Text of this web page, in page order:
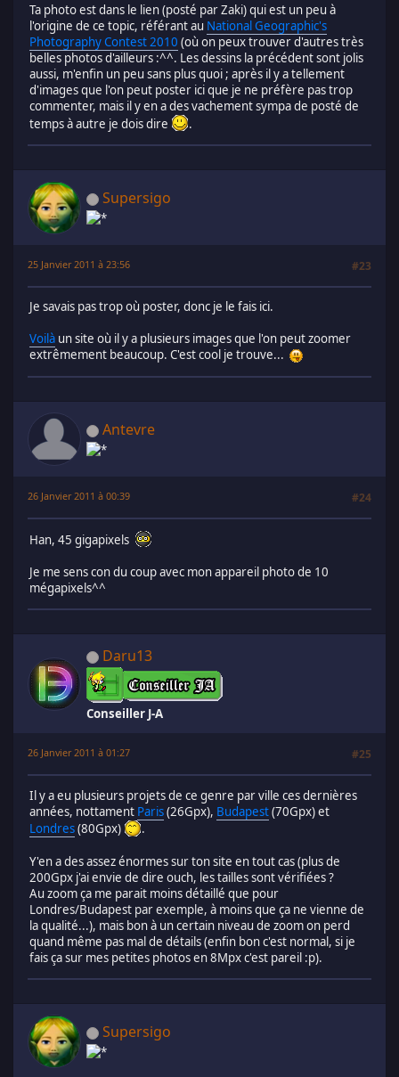
Ta photo est dans le lien (posté par Zaki) qui est un peu à
l'origine de ce topic, référant au National Geographic's
Photography Contest 2010 (où on peux trouver d'autres très
belles photos d'ailleurs :^^. Les dessins la précédent sont jolis
aussi, m'enfin un peu sans plus quoi ; après il y a tellement
d'images que l'on peut poster ici que je ne préfère pas trop
commenter, mais il y en a des vachement sympa de posté de
temps à autre je dois dire
.
Supersigo
25 Janvier 2011 à 23:56 #23
Je savais pas trop où poster, donc je le fais ici.
Voilà un site où il y a plusieurs images que l'on peut zoomer
extrêmement beaucoup. C'est cool je trouve...
Antevre
26 Janvier 2011 à 00:39 #24
Han, 45 gigapixels
Je me sens con du coup avec mon appareil photo de 10
mégapixels^^
Daru13
Conseiller J-A
26 Janvier 2011 à 01:27 #25
Il y a eu plusieurs projets de ce genre par ville ces dernières
années, nottament Paris(26Gpx), Budapest(70Gpx) et
Londres(80Gpx) .
Y'en a des assez énormes sur ton site en tout cas (plus de
200Gpx j'ai envie de dire ouch, les tailles sont vérifiées ?
Au zoom ça me parait moins détaillé que pour
Londres/Budapest par exemple, à moins que ça ne vienne de
la qualité...), mais bon à un certain niveau de zoom on perd
quand même pas mal de détails (enfin bon c'est normal, si je
fais ça sur mes petites photos en 8Mpx c'est pareil :p).
Supersigo